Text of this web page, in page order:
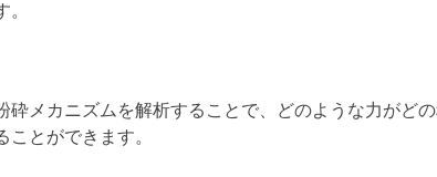
砕メカニズムを解析することで、どのような力がど
とができます。